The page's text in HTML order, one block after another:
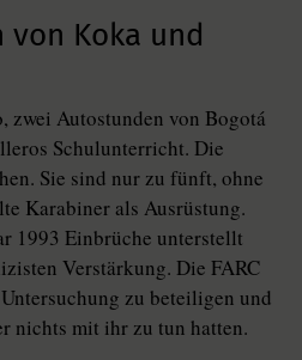
von Koka und
zwei Autostunden von Bogotá
Schulunterricht. Die
Sie sind nur zu fünft, ohne
Karabiner als Ausrüstung.
1993 Einbrüche unterstellt
Verstärkung. Die FARC
zu beteiligen und
nichts mit ihr zu tun hatten.